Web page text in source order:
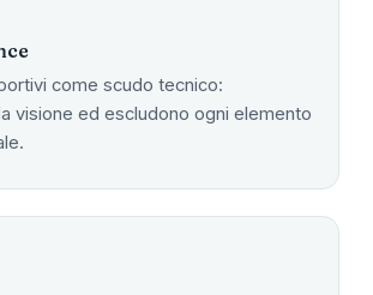
come scudo tecnico:
visione ed escludono ogni elemento